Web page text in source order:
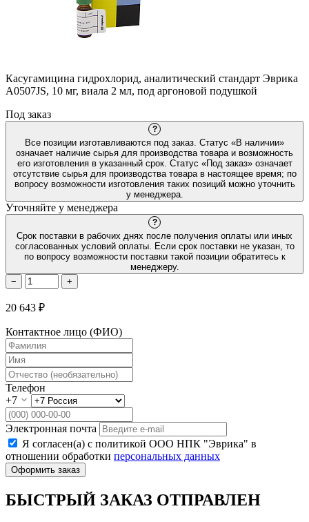
Касугамицина гидрохлорид, аналитический стандарт Эврика
A0507JS, 10 мг, виала 2 мл, под аргоновой подушкой
Под заказ
?
Все позиции изготавливаются под заказ. Статус «В наличии»
означает наличие сырья для производства товара и возможность
его изготовления в указанный срок. Статус «Под заказ» означает
отсутствие сырья для производства товара в настоящее время; по
вопросу возможности изготовления таких позиций можно уточнить
у менеджера.
Уточняйте у менеджера
?
Срок поставки в рабочих днях после получения оплаты или иных
согласованных условий оплаты. Если срок поставки не указан, то
по вопросу возможности поставки такой позиции обратитесь к
менеджеру.
−
+
20 643 ₽
Контактное лицо (ФИО)
Телефон
+7
Электронная почта
Я согласен(а) с политикой ООО НПК "Эврика" в
отношении обработки персональных данных
Оформить заказ
БЫСТРЫЙ ЗАКАЗ ОТПРАВЛЕН